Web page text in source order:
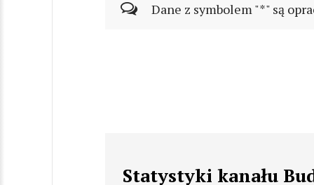
Dane z symbolem "*" są
Statystyki kanału